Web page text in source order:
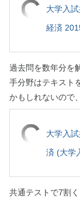
大学入
経済
過去問を数年分を
手分野はテキスト
かもしれないので
大学入
済 (大学
共通テストで7割